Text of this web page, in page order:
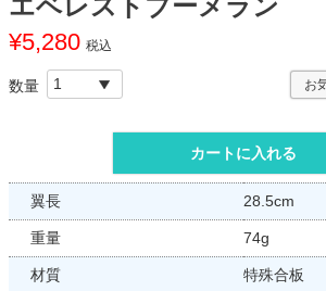
¥5,280 税込
お
カートに入れる
翼長 28.5cm
重量 74g
材質 特殊合板